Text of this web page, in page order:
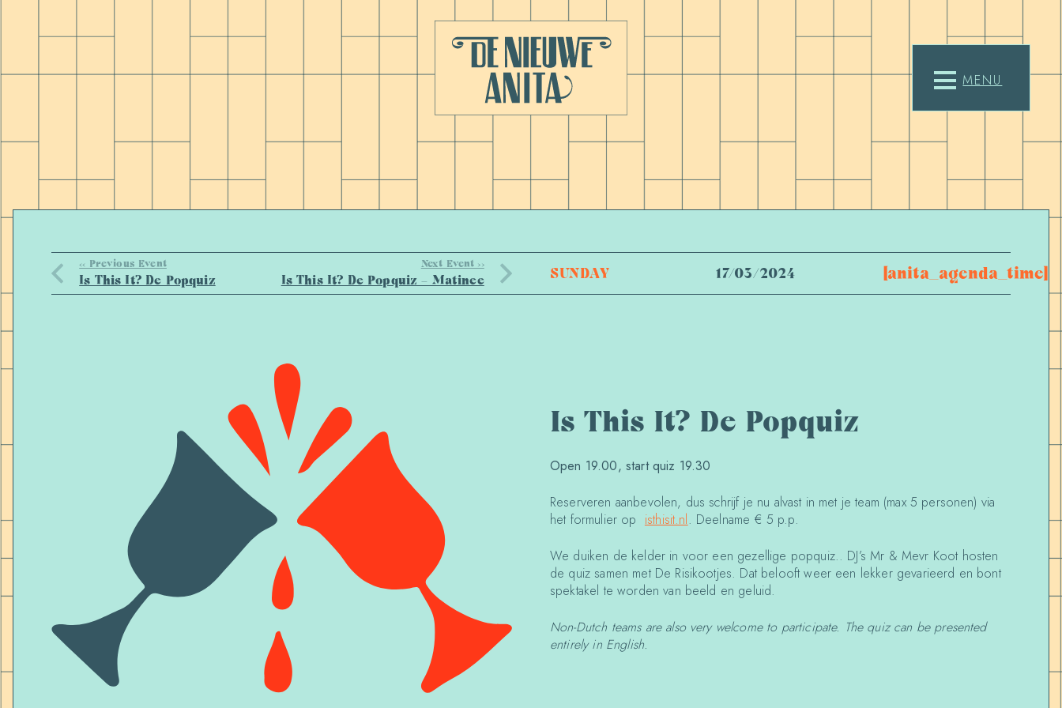
MENU
<< Previous Event
Is This It? De Popquiz
Next Event >>
Is This It? De Popquiz – Matinee SUNDAY 17/03/2024 [anita_agenda_time]
Is This It? De Popquiz
Open 19.00, start quiz 19.30
Reserveren aanbevolen, dus schrijf je nu alvast in met je team (max 5 personen) via
het formulier op isthisit.nl. Deelname € 5 p.p.
We duiken de kelder in voor een gezellige popquiz.. DJ’s Mr & Mevr Koot hosten
de quiz samen met De Risikootjes. Dat belooft weer een lekker gevarieerd en bont
spektakel te worden van beeld en geluid.
Non-Dutch teams are also very welcome to participate. The quiz can be presented
entirely in English.